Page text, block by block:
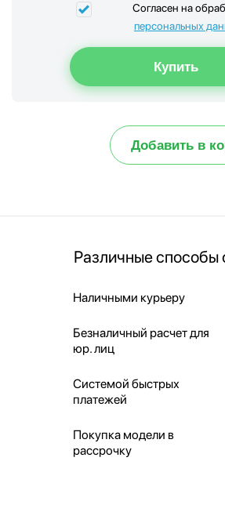
Согласен на
персональных
Добавить в
Различные способы
Наличными курьеру
Безналичный расчет для
юр. лиц
Системой быстрых
платежей
Покупка модели в
рассрочку